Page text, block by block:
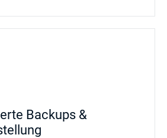
Backups &